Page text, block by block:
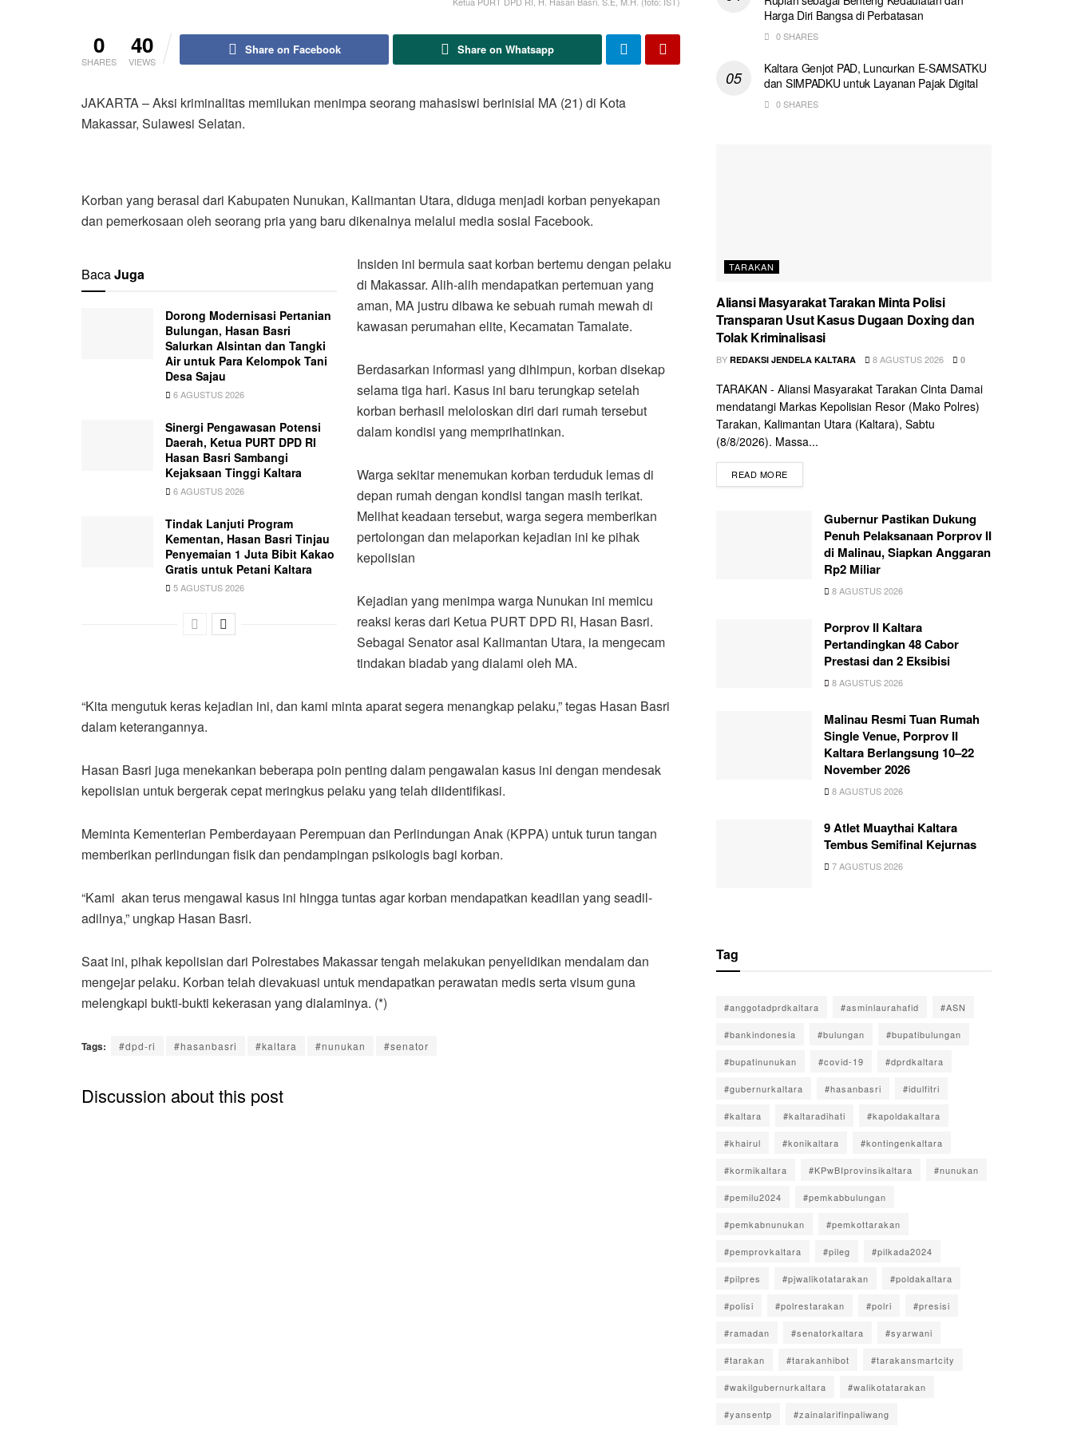
0
SHARES
40
VIEWS
Share on Facebook Share on Whatsapp
JAKARTA – Aksi kriminalitas memilukan menimpa seorang mahasiswi berinisial MA (21) di Kota
Makassar, Sulawesi Selatan.
Korban yang berasal dari Kabupaten Nunukan, Kalimantan Utara, diduga menjadi korban penyekapan
dan pemerkosaan oleh seorang pria yang baru dikenalnya melalui media sosial Facebook.
BacaJuga
Dorong Modernisasi Pertanian
Bulungan, Hasan Basri
Salurkan Alsintan dan Tangki
Air untuk Para Kelompok Tani
Desa Sajau
6 AGUSTUS 2026
Sinergi Pengawasan Potensi
Daerah, Ketua PURT DPD RI
Hasan Basri Sambangi
Kejaksaan Tinggi Kaltara
6 AGUSTUS 2026
Tindak Lanjuti Program
Kementan, Hasan Basri Tinjau
Penyemaian 1 Juta Bibit Kakao
Gratis untuk Petani Kaltara
5 AGUSTUS 2026
Insiden ini bermula saat korban bertemu dengan pelaku
di Makassar. Alih-alih mendapatkan pertemuan yang
aman, MA justru dibawa ke sebuah rumah mewah di
kawasan perumahan elite, Kecamatan Tamalate.
Berdasarkan informasi yang dihimpun, korban disekap
selama tiga hari. Kasus ini baru terungkap setelah
korban berhasil meloloskan diri dari rumah tersebut
dalam kondisi yang memprihatinkan.
Warga sekitar menemukan korban terduduk lemas di
depan rumah dengan kondisi tangan masih terikat.
Melihat keadaan tersebut, warga segera memberikan
pertolongan dan melaporkan kejadian ini ke pihak
kepolisian
Kejadian yang menimpa warga Nunukan ini memicu
reaksi keras dari Ketua PURT DPD RI, Hasan Basri.
Sebagai Senator asal Kalimantan Utara, ia mengecam
tindakan biadab yang dialami oleh MA.
“Kita mengutuk keras kejadian ini, dan kami minta aparat segera menangkap pelaku,” tegas Hasan Basri
dalam keterangannya.
Hasan Basri juga menekankan beberapa poin penting dalam pengawalan kasus ini dengan mendesak
kepolisian untuk bergerak cepat meringkus pelaku yang telah diidentifikasi.
Meminta Kementerian Pemberdayaan Perempuan dan Perlindungan Anak (KPPA) untuk turun tangan
memberikan perlindungan fisik dan pendampingan psikologis bagi korban.
“Kami akan terus mengawal kasus ini hingga tuntas agar korban mendapatkan keadilan yang seadil-
adilnya,” ungkap Hasan Basri.
Saat ini, pihak kepolisian dari Polrestabes Makassar tengah melakukan penyelidikan mendalam dan
mengejar pelaku. Korban telah dievakuasi untuk mendapatkan perawatan medis serta visum guna
melengkapi bukti-bukti kekerasan yang dialaminya. (*)
Tags: #dpd-ri #hasanbasri #kaltara #nunukan #senator
Discussion about this post
Harga Diri Bangsa di Perbatasan
0 SHARES
Kaltara Genjot PAD, Luncurkan E-SAMSATKU
dan SIMPADKU untuk Layanan Pajak Digital
0 SHARES
TARAKAN
Aliansi Masyarakat Tarakan Minta Polisi
Transparan Usut Kasus Dugaan Doxing dan
Tolak Kriminalisasi
BY REDAKSI JENDELA KALTARA 8 AGUSTUS 2026 0
TARAKAN - Aliansi Masyarakat Tarakan Cinta Damai
mendatangi Markas Kepolisian Resor (Mako Polres)
Tarakan, Kalimantan Utara (Kaltara), Sabtu
(8/8/2026). Massa...
READ MORE
Gubernur Pastikan Dukung
Penuh Pelaksanaan Porprov II
di Malinau, Siapkan Anggaran
Rp2 Miliar
8 AGUSTUS 2026
Porprov II Kaltara
Pertandingkan 48 Cabor
Prestasi dan 2 Eksibisi
8 AGUSTUS 2026
Malinau Resmi Tuan Rumah
Single Venue, Porprov II
Kaltara Berlangsung 10–22
November 2026
8 AGUSTUS 2026
9 Atlet Muaythai Kaltara
Tembus Semifinal Kejurnas
7 AGUSTUS 2026
Tag
#anggotadprdkaltara #asminlaurahafid #ASN
#bankindonesia #bulungan #bupatibulungan
#bupatinunukan #covid-19 #dprdkaltara
#gubernurkaltara #hasanbasri #idulfitri
#kaltara #kaltaradihati #kapoldakaltara
#khairul #konikaltara #kontingenkaltara
#kormikaltara #KPwBIprovinsikaltara #nunukan
#pemilu2024 #pemkabbulungan
#pemkabnunukan #pemkottarakan
#pemprovkaltara #pileg #pilkada2024
#pilpres #pjwalikotatarakan #poldakaltara
#polisi #polrestarakan #polri #presisi
#ramadan #senatorkaltara #syarwani
#tarakan #tarakanhibot #tarakansmartcity
#wakilgubernurkaltara #walikotatarakan
#yansentp #zainalarifinpaliwang